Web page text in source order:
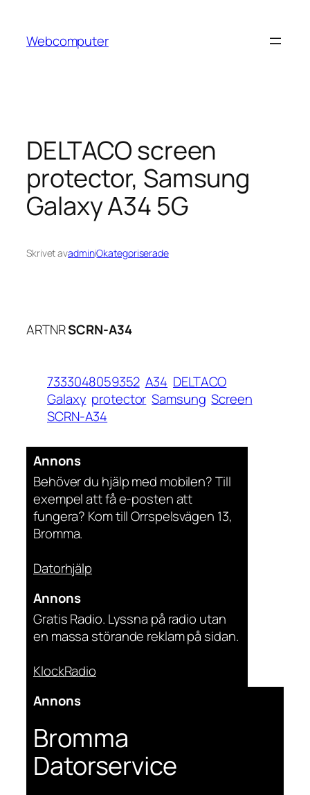
innehåll
Webcomputer
DELTACO screen
protector, Samsung
Galaxy A34 5G
Skrivet avadminiOkategoriserade
ARTNRSCRN-A34
7333048059352 A34 DELTACO
Galaxy protector Samsung Screen
SCRN-A34
Annons
Behöver du hjälp med mobilen? Till
exempel att få e-posten att
fungera? Kom till Orrspelsvägen 13,
Bromma.
Datorhjälp
Annons
Gratis Radio. Lyssna på radio utan
en massa störande reklam på sidan.
KlockRadio
Annons
Bromma
Datorservice